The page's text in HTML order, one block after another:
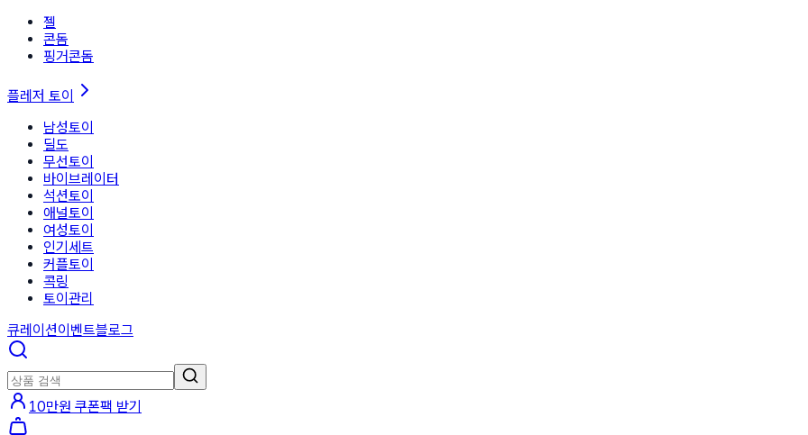
젤
콘돔
핑거콘돔
플레저 토이
남성토이
딜도
무선토이
바이브레이터
석션토이
애널토이
여성토이
인기세트
커플토이
콕링
토이관리
큐레이션이벤트블로그
10만원 쿠폰팩 받기